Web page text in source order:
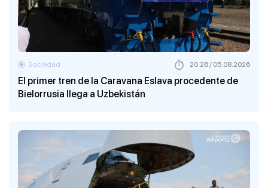
El primer tren de la Caravana Eslava procedente de
Bielorrusia llega a Uzbekistán
Sociedad 20:26 / 05.08.2026